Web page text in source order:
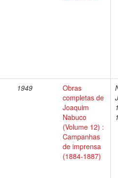
1949
Obras
completas de
Joaquim
Nabuco
(Volume 12) :
Campanhas
de imprensa
(1884-1887)